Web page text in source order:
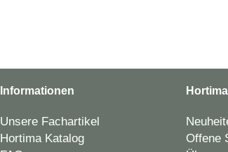
Informationen
Unsere Fachartikel
Hortima Katalog
Hortima
Offene